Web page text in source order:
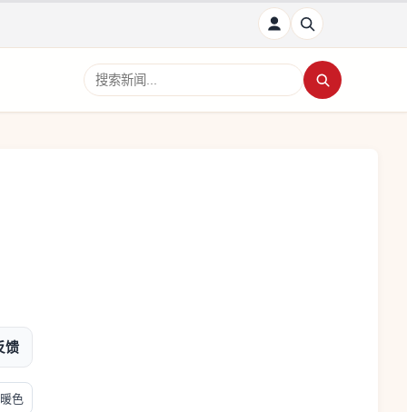
搜索新闻
馈
暖色